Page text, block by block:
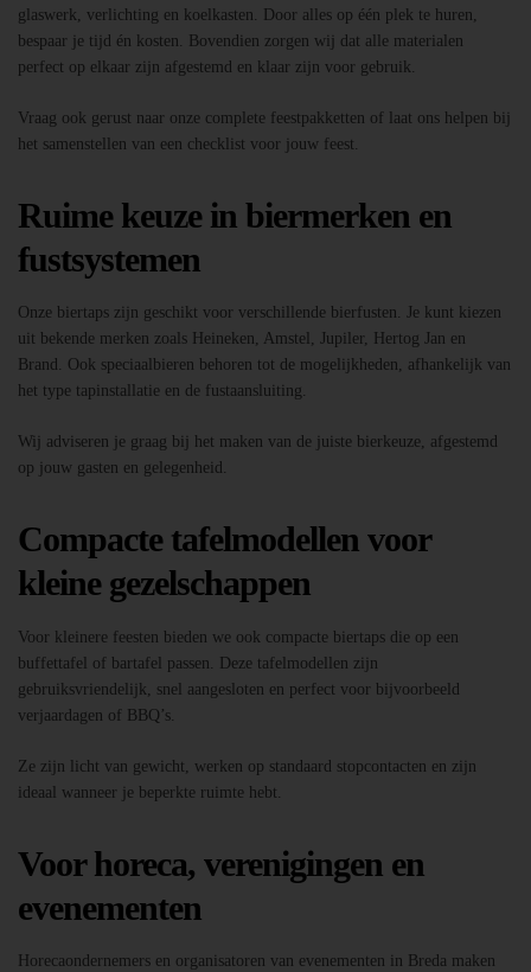
glaswerk, verlichting en koelkasten. Door alles op één plek te huren,
bespaar je tijd én kosten. Bovendien zorgen wij dat alle materialen
perfect op elkaar zijn afgestemd en klaar zijn voor gebruik.
Vraag ook gerust naar onze complete feestpakketten of laat ons helpen bij
het samenstellen van een checklist voor jouw feest.
Ruime keuze in biermerken en
fustsystemen
Onze biertaps zijn geschikt voor verschillende bierfusten. Je kunt kiezen
uit bekende merken zoals Heineken, Amstel, Jupiler, Hertog Jan en
Brand. Ook speciaalbieren behoren tot de mogelijkheden, afhankelijk van
het type tapinstallatie en de fustaansluiting.
Wij adviseren je graag bij het maken van de juiste bierkeuze, afgestemd
op jouw gasten en gelegenheid.
Compacte tafelmodellen voor
kleine gezelschappen
Voor kleinere feesten bieden we ook compacte biertaps die op een
buffettafel of bartafel passen. Deze tafelmodellen zijn
gebruiksvriendelijk, snel aangesloten en perfect voor bijvoorbeeld
verjaardagen of BBQ’s.
Ze zijn licht van gewicht, werken op standaard stopcontacten en zijn
ideaal wanneer je beperkte ruimte hebt.
Voor horeca, verenigingen en
evenementen
Horecaondernemers en organisatoren van evenementen in Breda maken